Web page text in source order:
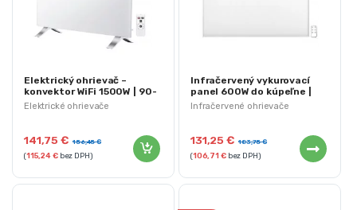
Elektrické ohrievače
Elektrický ohrievač –
konvektor WiFi 1500W | 90-
094
141,75€ 156,45€
(115,24€bez DPH)
Infračervené ohrievače
Infračervený vykurovací
panel 600W do kúpeľne |
NEO 90-103
131,25€ 183,75€
(106,71€bez DPH)